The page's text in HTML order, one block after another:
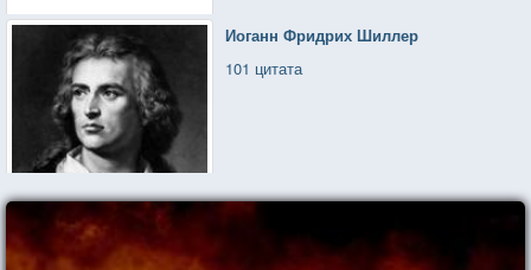
Иоганн Фридрих Шиллер
101 цитата